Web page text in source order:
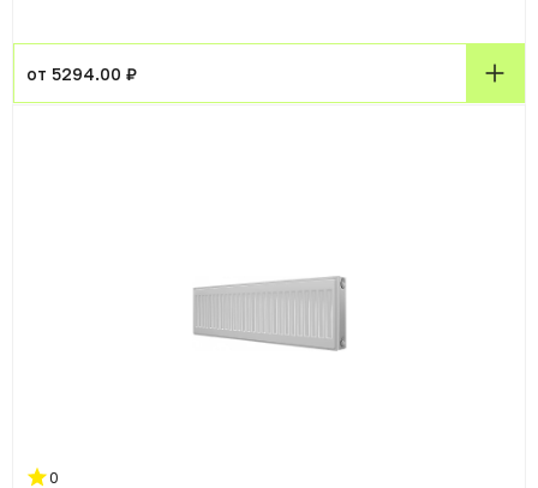
от 5294.00 ₽
0